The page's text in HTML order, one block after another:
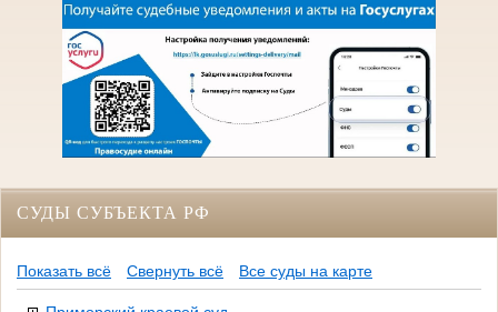
СУДЫ СУБЪЕКТА РФ
Показать всё Свернуть всё Все суды на карте